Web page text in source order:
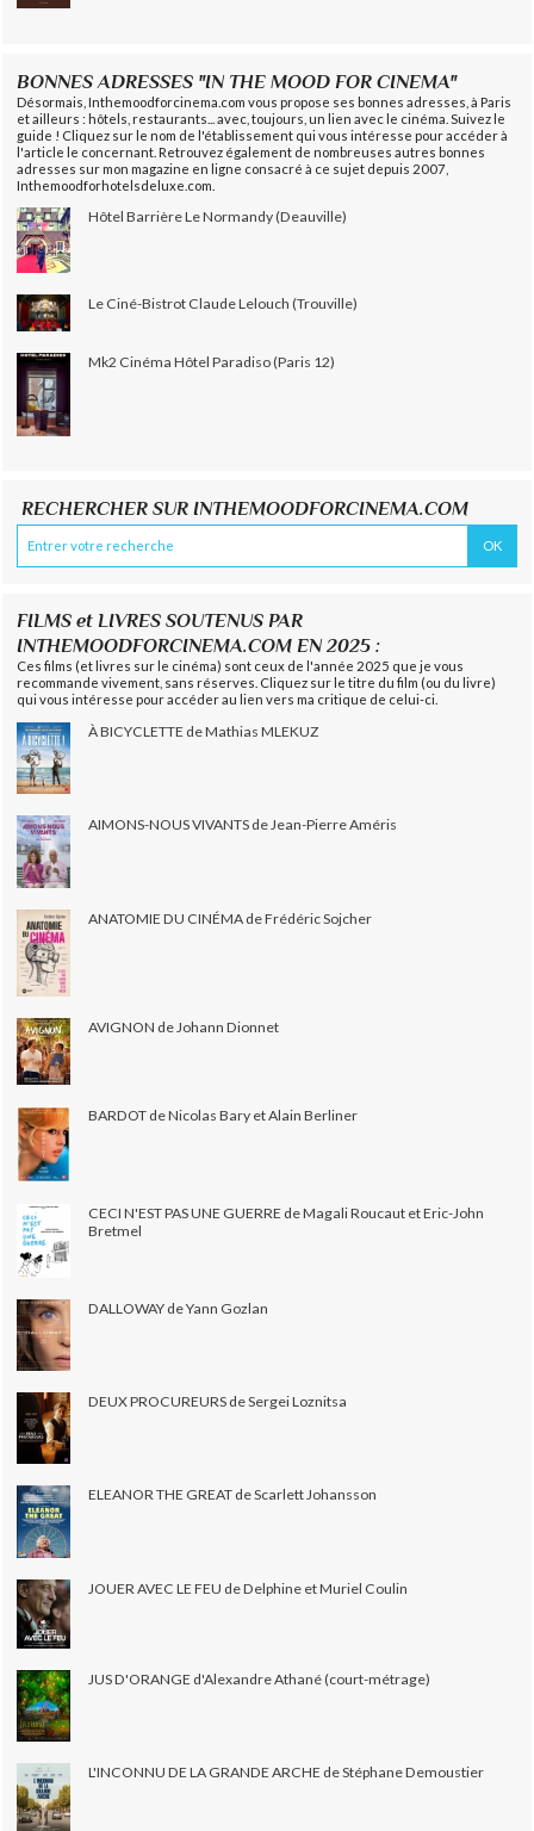
BONNES ADRESSES "IN THE MOOD FOR CINEMA"
Désormais, Inthemoodforcinema.com vous propose ses bonnes adresses, à Paris
et ailleurs : hôtels, restaurants... avec, toujours, un lien avec le cinéma. Suivez le
guide ! Cliquez sur le nom de l'établissement qui vous intéresse pour accéder à
l'article le concernant. Retrouvez également de nombreuses autres bonnes
adresses sur mon magazine en ligne consacré à ce sujet depuis 2007,
Inthemoodforhotelsdeluxe.com.
Hôtel Barrière Le Normandy (Deauville)
Le Ciné-Bistrot Claude Lelouch (Trouville)
Mk2 Cinéma Hôtel Paradiso (Paris 12)
RECHERCHER SUR INTHEMOODFORCINEMA.COM
FILMS et LIVRES SOUTENUS PAR
INTHEMOODFORCINEMA.COM EN 2025 :
Ces films (et livres sur le cinéma) sont ceux de l'année 2025 que je vous
recommande vivement, sans réserves. Cliquez sur le titre du film (ou du livre)
qui vous intéresse pour accéder au lien vers ma critique de celui-ci.
À BICYCLETTE de Mathias MLEKUZ
AIMONS-NOUS VIVANTS de Jean-Pierre Améris
ANATOMIE DU CINÉMA de Frédéric Sojcher
AVIGNON de Johann Dionnet
BARDOT de Nicolas Bary et Alain Berliner
CECI N'EST PAS UNE GUERRE de Magali Roucaut et Eric-John
Bretmel
DALLOWAY de Yann Gozlan
DEUX PROCUREURS de Sergei Loznitsa
ELEANOR THE GREAT de Scarlett Johansson
JOUER AVEC LE FEU de Delphine et Muriel Coulin
JUS D'ORANGE d'Alexandre Athané (court-métrage)
L'INCONNU DE LA GRANDE ARCHE de Stéphane Demoustier